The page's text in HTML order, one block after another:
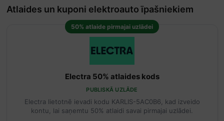
Atlaides un kuponi elektroauto īpašniekiem
50% atlaide pirmajai uzlādei
Electra 50% atlaides kods
PUBLISKĀ UZLĀDE
Electra lietotnē ievadi kodu KARLIS-5AC0B6, kad izveido
kontu, lai saņemtu 50% atlaidi savai pirmajai uzlādei.